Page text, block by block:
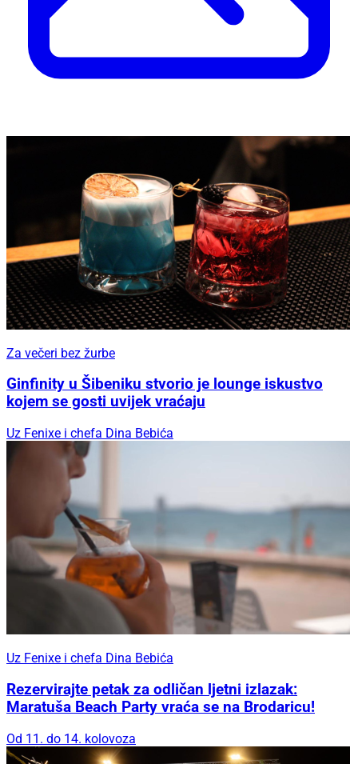
Za večeri bez žurbe
Ginfinity u Šibeniku stvorio je lounge iskustvo
kojem se gosti uvijek vraćaju
Uz Fenixe i chefa Dina Bebića
Uz Fenixe i chefa Dina Bebića
Rezervirajte petak za odličan ljetni izlazak:
Maratuša Beach Party vraća se na Brodaricu!
Od 11. do 14. kolovoza